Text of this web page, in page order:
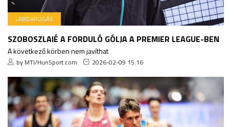
LABDARÚGÁS
SZOBOSZLAIÉ A FORDULÓ GÓLJA A PREMIER LEAGUE-BEN
A következő körben nem javíthat
by MTI/HunSport.com 2026-02-09 15:16